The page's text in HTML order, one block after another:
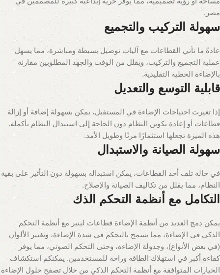
مصر.
سهولة التركيب والتجميع
عادةً ما تأتي القطاعات مع آليات توصيل بسيطة ومباشرة، مما يسهل
عملية التجميع والتركيب، ويقلل من الوقت والجهد المطلوبين مقارنة
بالإضاءة الخطية التقليدية.
قابلية التوسع والتعديل
إذا تغيرت احتياجات الإضاءة في المستقبل، يمكن بسهولة إضافة أو إزالة
قطاعات أو إعادة تكوين النظام دون الحاجة إلى استبدال النظام بأكمله.
هذه الميزة تجعلها استثمارًا مرنًا وطويل الأمد.
سهولة الصيانة والاستبدال
في حالة تلف أحد القطاعات، يمكن استبداله بسهولة دون التأثير على بقية
النظام، مما يقلل من تكاليف الصيانة والإصلاح.
التكامل مع أنظمة التحكم الذك
يمكن دمج العديد من أنظمة الإضاءة قطاعات لينير مع أنظمة التحكم
الذكي في الإضاءة، مما يسمح بالتحكم في شدة الإضاءة، وتغيير الألوان
(في بعض الأنواع)، وجدولة الإضاءة، وحتى التحكم الصوتي، مما يوفر
كفاءة أكبر في استهلاك الطاقة وراحة للمستخدمين. يمكنكم استكشاف
الخيارات المتوافقة مع أنظمة التحكم الذكي من خلال تصفح حلول الإضاءة